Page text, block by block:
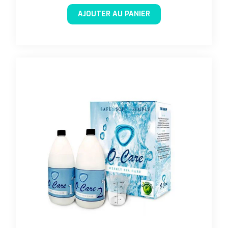
AJOUTER AU PANIER